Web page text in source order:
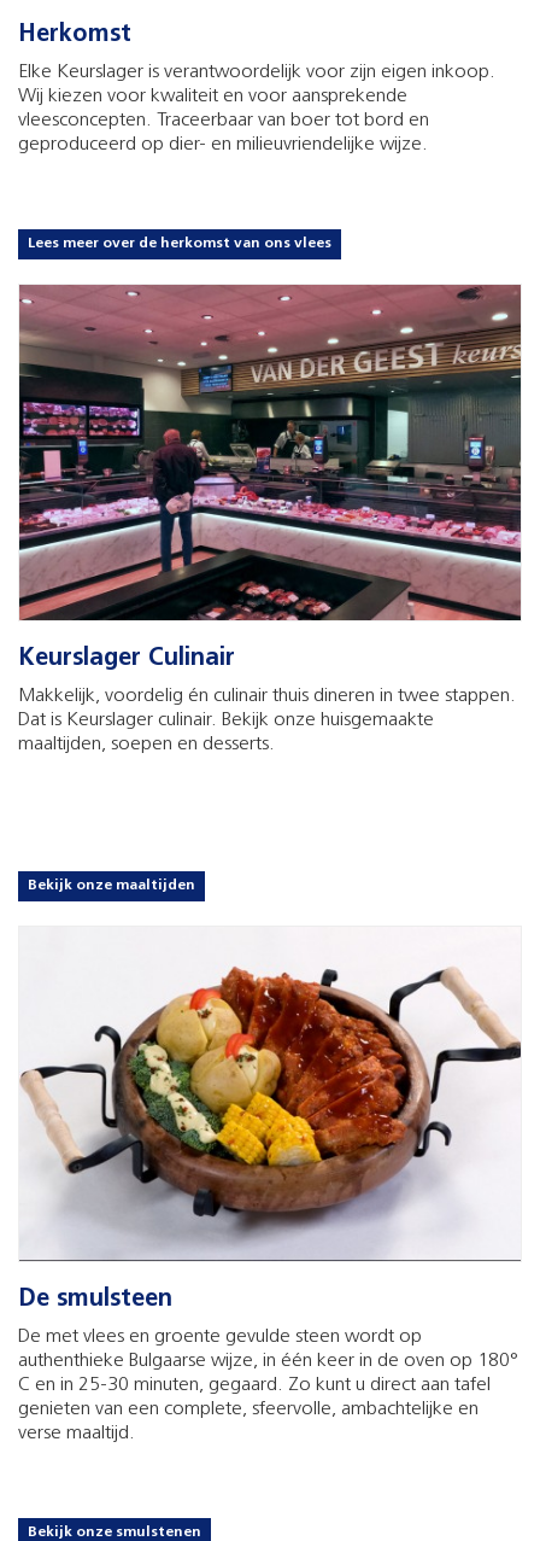
Herkomst
Elke Keurslager is verantwoordelijk voor zijn eigen inkoop.
Wij kiezen voor kwaliteit en voor aansprekende
vleesconcepten. Traceerbaar van boer tot bord en
geproduceerd op dier- en milieuvriendelijke wijze.
Lees meer over de herkomst van ons vlees
Keurslager Culinair
Makkelijk, voordelig én culinair thuis dineren in twee stappen.
Dat is Keurslager culinair. Bekijk onze huisgemaakte
maaltijden, soepen en desserts.
Bekijk onze maaltijden
De smulsteen
De met vlees en groente gevulde steen wordt op
authenthieke Bulgaarse wijze, in één keer in de oven op 180°
C en in 25-30 minuten, gegaard. Zo kunt u direct aan tafel
genieten van een complete, sfeervolle, ambachtelijke en
verse maaltijd.
Bekijk onze smulstenen